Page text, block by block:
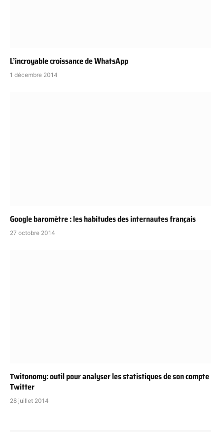
L’incroyable croissance de WhatsApp
1 décembre 2014
Google baromètre : les habitudes des internautes français
27 octobre 2014
Twitonomy: outil pour analyser les statistiques de son compte
Twitter
28 juillet 2014